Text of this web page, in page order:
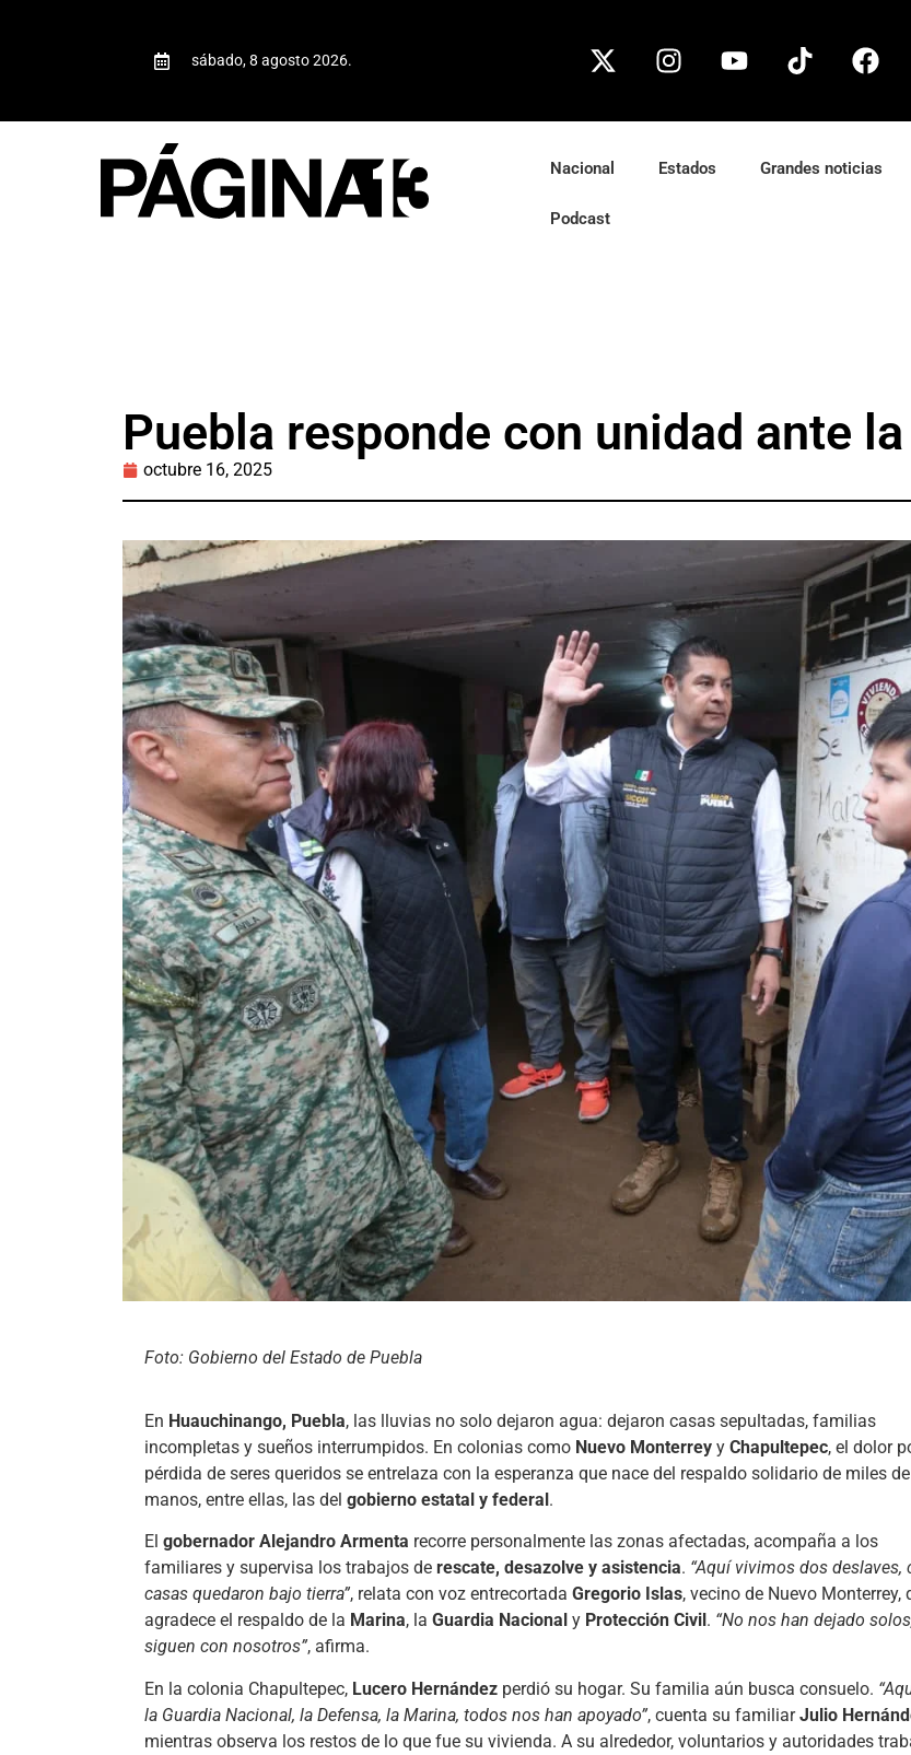
sábado, 8 agosto 2026.
Nacional Estados Grandes noticias
Podcast
Puebla responde con unidad ante
octubre 16, 2025
Foto: Gobierno del Estado de Puebla
En Huauchinango, Puebla, las lluvias no solo dejaron agua: dejaron casas sepultadas, familias
incompletas y sueños interrumpidos. En colonias como Nuevo Monterrey y Chapultepec, el dolor
pérdida de seres queridos se entrelaza con la esperanza que nace del respaldo solidario de miles de
manos, entre ellas, las del gobierno estatal y federal.
El gobernador Alejandro Armenta recorre personalmente las zonas afectadas, acompaña a los
familiares y supervisa los trabajos de rescate, desazolve y asistencia. “Aquí vivimos dos deslaves,
casas quedaron bajo tierra”, relata con voz entrecortada Gregorio Islas, vecino de Nuevo Monterrey,
agradece el respaldo de la Marina, la Guardia Nacional y Protección Civil . “No nos han dejado
siguen con nosotros”, afirma.
En la colonia Chapultepec, Lucero Hernández perdió su hogar. Su familia aún busca consuelo.
la Guardia Nacional, la Defensa, la Marina, todos nos han apoyado”, cuenta su familiarJulio
mientras observa los restos de lo que fue su vivienda. A su alrededor, voluntarios y autoridades